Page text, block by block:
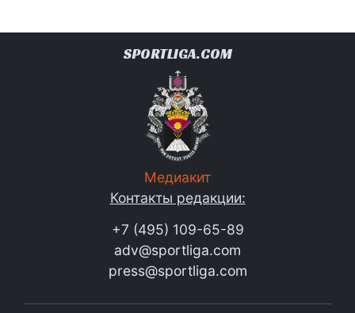
SPORTLIGA.COM
Медиакит
Контакты редакции:
+7 (495) 109-65-89
adv@sportliga.com
press@sportliga.com